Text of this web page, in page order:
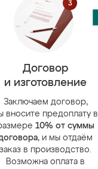
Договор
и изготовление
Заключаем договор,
вносите предоплату в
10% от суммы
, и мы отдаём
заказ в производство.
Возможна оплата в